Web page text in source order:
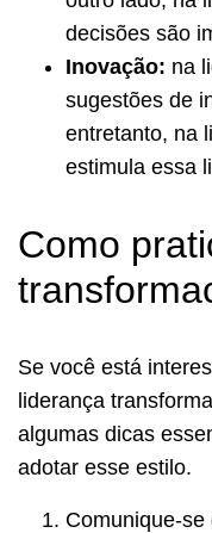
decisões são
Inovação: na
sugestões de
entretanto, na
estimula essa
Como
Se você está
liderança
algumas dicas
adotar esse estilo.
Comunique-